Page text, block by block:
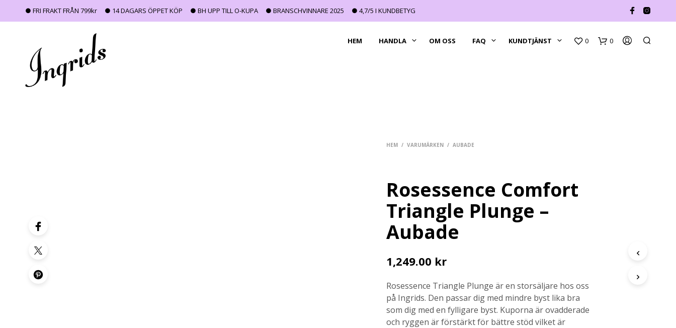
● FRI FRAKT FRÅN 799kr ● 14 DAGARS ÖPPET KÖP ● BH UPP TILL O-KUPA ● BRANSCHVINNARE 2025 ● 4,7/5 I KUNDBETYG
0 0
HEM HANDLA OM OSS FAQ KUNDTJÄNST
HEM / VARUMÄRKEN / AUBADE
Rosessence Comfort
Triangle Plunge –
Aubade
1,249.00 kr
Rosessence Triangle Plunge är en storsäljare hos oss
på Ingrids. Den passar dig med mindre byst lika bra
som dig med en fylligare byst. Kuporna är ovadderade
och ryggen är förstärkt för bättre stöd vilket är